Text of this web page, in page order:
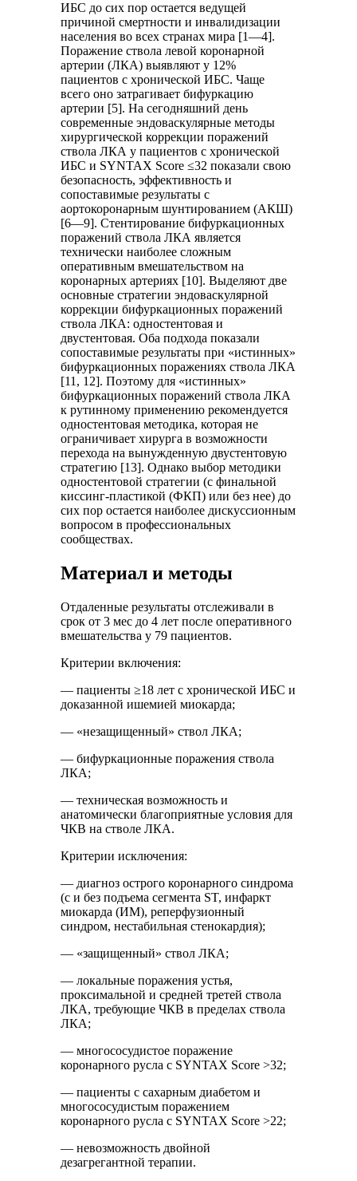
ИБС до сих пор остается ведущей
причиной смертности и инвалидизации
населения во всех странах мира [1—4].
Поражение ствола левой коронарной
артерии (ЛКА) выявляют у 12%
пациентов с хронической ИБС. Чаще
всего оно затрагивает бифуркацию
артерии [5]. На сегодняшний день
современные эндоваскулярные методы
хирургической коррекции поражений
ствола ЛКА у пациентов с хронической
ИБС и SYNTAX Score ≤32 показали свою
безопасность, эффективность и
сопоставимые результаты с
аортокоронарным шунтированием (АКШ)
[6—9]. Стентирование бифуркационных
поражений ствола ЛКА является
технически наиболее сложным
оперативным вмешательством на
коронарных артериях [10]. Выделяют две
основные стратегии эндоваскулярной
коррекции бифуркационных поражений
ствола ЛКА: одностентовая и
двустентовая. Оба подхода показали
сопоставимые результаты при «истинных»
бифуркационных поражениях ствола ЛКА
[11, 12]. Поэтому для «истинных»
бифуркационных поражений ствола ЛКА
к рутинному применению рекомендуется
одностентовая методика, которая не
ограничивает хирурга в возможности
перехода на вынужденную двустентовую
стратегию [13]. Однако выбор методики
одностентовой стратегии (с финальной
киссинг-пластикой (ФКП) или без нее) до
сих пор остается наиболее дискуссионным
вопросом в профессиональных
сообществах.
Материал и методы
Отдаленные результаты отслеживали в
срок от 3 мес до 4 лет после оперативного
вмешательства у 79 пациентов.
Критерии включения:
— пациенты ≥18 лет с хронической ИБС и
доказанной ишемией миокарда;
— «незащищенный» ствол ЛКА;
— бифуркационные поражения ствола
ЛКА;
— техническая возможность и
анатомически благоприятные условия для
ЧКВ на стволе ЛКА.
Критерии исключения:
— диагноз острого коронарного синдрома
(с и без подъема сегмента ST, инфаркт
миокарда (ИМ), реперфузионный
синдром, нестабильная стенокардия);
— «защищенный» ствол ЛКА;
— локальные поражения устья,
проксимальной и средней третей ствола
ЛКА, требующие ЧКВ в пределах ствола
ЛКА;
— многососудистое поражение
коронарного русла с SYNTAX Score >32;
— пациенты с сахарным диабетом и
многососудистым поражением
коронарного русла с SYNTAX Score >22;
— невозможность двойной
дезагрегантной терапии.